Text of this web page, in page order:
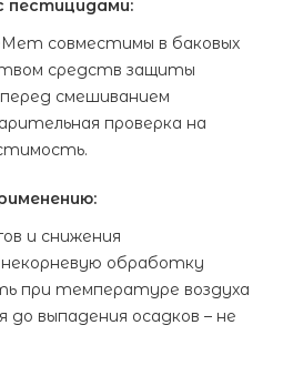
пестицидами:
совместимы в баковых
средств защиты
смешиванием
проверка на
и снижения
обработку
при температуре воздуха
до выпадения осадков – не